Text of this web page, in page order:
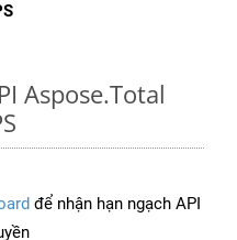
Aspose.Total
để nhận hạn ngạch API